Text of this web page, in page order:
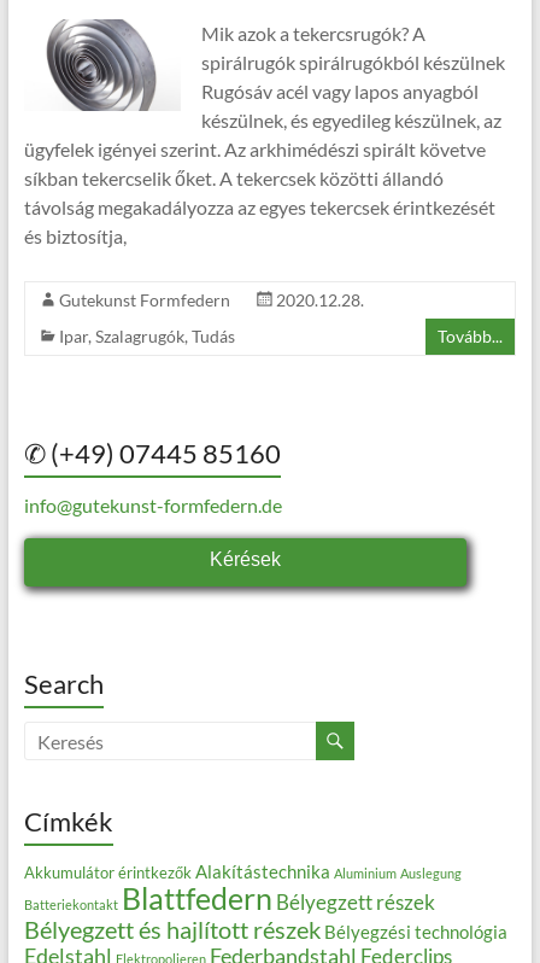
Mik azok a tekercsrugók? A
spirálrugók spirálrugókból készülnek
Rugósáv acél vagy lapos anyagból
készülnek, és egyedileg készülnek, az
ügyfelek igényei szerint. Az arkhimédészi spirált követve
síkban tekercselik őket. A tekercsek közötti állandó
távolság megakadályozza az egyes tekercsek érintkezését
és biztosítja,
Gutekunst Formfedern
2020.12.28.
Ipar, Szalagrugók, Tudás Tovább...
✆ (+49) 07445 85160
info@gutekunst-formfedern.de
Kérések
Search
Címkék
Akkumulátor érintkezők Alakítástechnika Aluminium Auslegung
Batteriekontakt Blattfedern Bélyegzett részek
Bélyegzett és hajlított részek Bélyegzési technológia
Edelstahl Elektropolieren Federbandstahl Federclips